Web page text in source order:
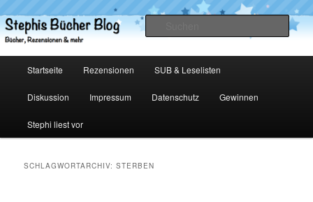
primären
Inhalt
sekundären
Inhalt
Stephis Bücher Blog
Startseite Rezensionen SUB & Leselisten
Diskussion Impressum Datenschutz Gewinnen
Stephi liest vor
SCHLAGWORTARCHIV:STERBEN